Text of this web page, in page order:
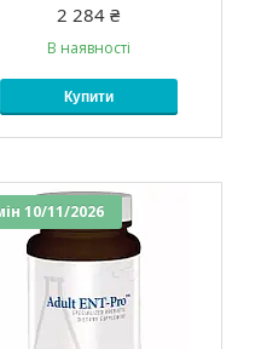
2 284 ₴
В наявності
Купити
10/11/2026